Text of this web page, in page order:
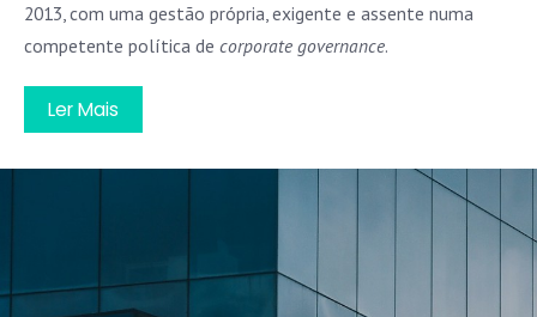
2013, com uma gestão própria, exigente e assente numa
competente política de corporate governance.
Ler Mais